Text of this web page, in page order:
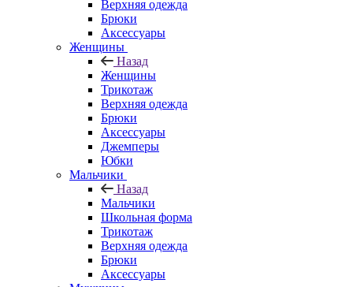
Верхняя одежда
Брюки
Аксессуары
Женщины
Назад
Женщины
Трикотаж
Верхняя одежда
Брюки
Аксессуары
Джемперы
Юбки
Мальчики
Назад
Мальчики
Школьная форма
Трикотаж
Верхняя одежда
Брюки
Аксессуары